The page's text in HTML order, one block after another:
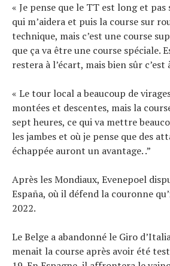
« Je pense que le TT est long et
qui m’aidera et puis la course sur
technique, mais c’est une course
que ça va être une course spéciale.
restera à l’écart, mais bien sûr c’est
« Le tour local a beaucoup de
montées et descentes, mais la
sept heures, ce qui va mettre
les jambes et où je pense que des
échappée auront un avantage. .”
Après les Mondiaux, Evenepoel
España, où il défend la couronne
2022.
Le Belge a abandonné le Giro
menait la course après avoir été